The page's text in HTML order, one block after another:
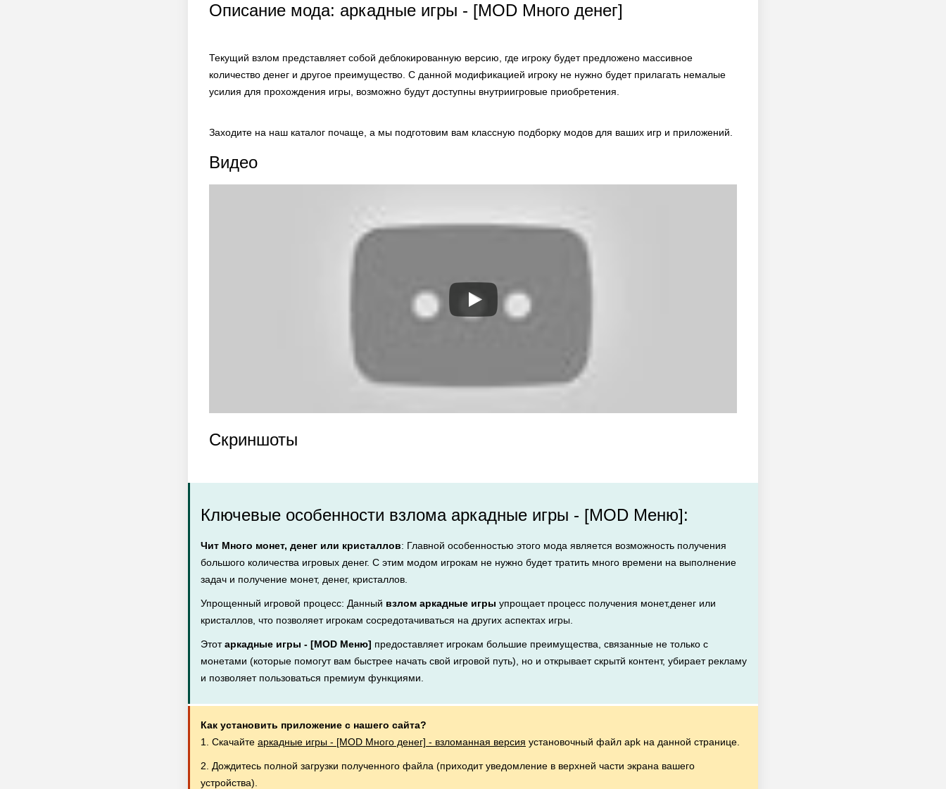
Описание мода: аркадные игры - [MOD Много денег]
Текущий взлом представляет собой деблокированную версию, где игроку будет предложено массивное
количество денег и другое преимущество. С данной модификацией игроку не нужно будет прилагать немалые
усилия для прохождения игры, возможно будут доступны внутриигровые приобретения.
Заходите на наш каталог почаще, а мы подготовим вам классную подборку модов для ваших игр и приложений.
Видео
Скриншоты
Ключевые особенности взлома аркадные игры - [MOD Меню]:
Чит Много монет, денег или кристаллов: Главной особенностью этого мода является возможность получения
большого количества игровых денег. С этим модом игрокам не нужно будет тратить много времени на выполнение
задач и получение монет, денег, кристаллов.
Упрощенный игровой процесс: Данный взлом аркадные игры упрощает процесс получения монет,денег или
кристаллов, что позволяет игрокам сосредотачиваться на других аспектах игры.
Этотаркадные игры - [MOD Меню] предоставляет игрокам большие преимущества, связанные не только с
монетами (которые помогут вам быстрее начать свой игровой путь), но и открывает скрытй контент, убирает рекламу
и позволяет пользоваться премиум функциями.
Как установить приложение с нашего сайта?
1. Скачайте аркадные игры - [MOD Много денег] - взломанная версия установочный файл apk на данной странице.
2. Дождитесь полной загрузки полученного файла (приходит уведомление в верхней части экрана вашего
устройства).